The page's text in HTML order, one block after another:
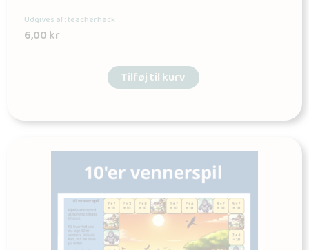
Udgives af: teacherhack
6,00kr
Tilføj til kurv